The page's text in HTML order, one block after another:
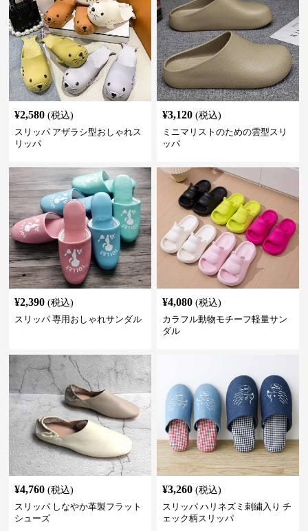
¥2,580 (税込)
スリッパ アザラシ型おしゃれス
リッパ
¥3,120 (税込)
ミニマリストのための雲型スリ
ッパ
¥2,390 (税込)
スリッパ 専用おしゃれサンダル
¥4,080 (税込)
カラフル動物モチーフ軽量サン
ダル
¥4,760 (税込)
スリッパ しなやか革製フラット
シューズ
¥3,260 (税込)
スリッパ ハリネズミ刺繍入り チ
ェック柄スリッパ